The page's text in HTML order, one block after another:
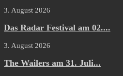
3. August 2026
Das Radar Festival am 02....
3. August 2026
The Wailers am 31. Juli...